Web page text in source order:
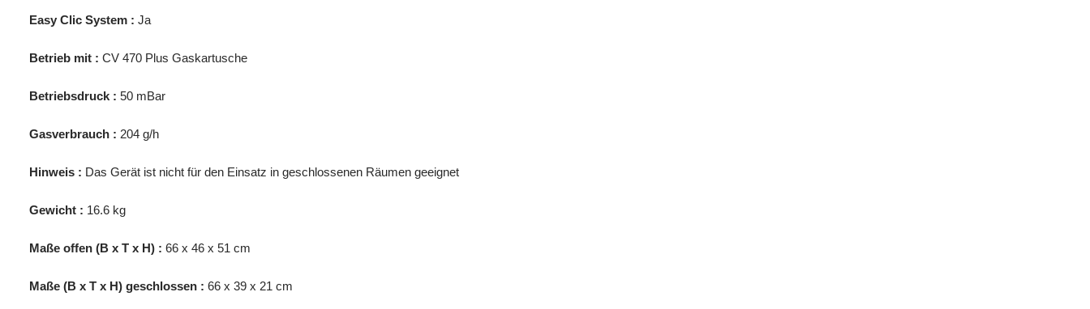
Easy Clic System : Ja
Betrieb mit : CV 470 Plus Gaskartusche
Betriebsdruck : 50 mBar
Gasverbrauch : 204 g/h
Hinweis : Das Gerät ist nicht für den Einsatz in geschlossenen Räumen geeignet
Gewicht : 16.6 kg
Maße offen (B x T x H) : 66 x 46 x 51 cm
Maße (B x T x H) geschlossen : 66 x 39 x 21 cm